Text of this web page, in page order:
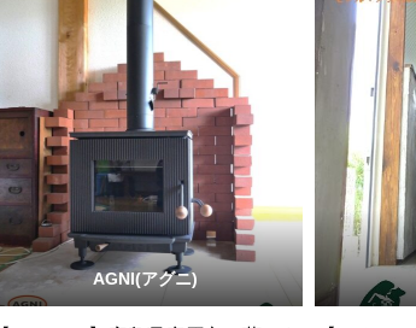
AGNI(アグニ)